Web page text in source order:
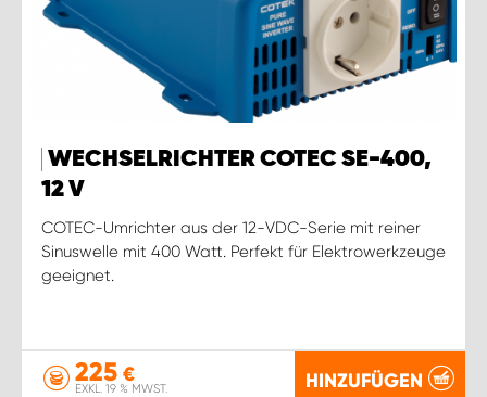
WECHSELRICHTER COTEC SE-400,
12 V
COTEC-Umrichter aus der 12-VDC-Serie mit reiner
Sinuswelle mit 400 Watt. Perfekt für Elektrowerkzeuge
geeignet.
225 €
EXKL. 19 % MWST. HINZUFÜGEN